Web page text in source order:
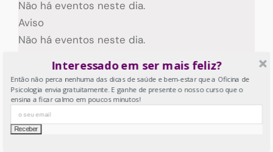
Não há eventos neste dia.
Aviso
Não há eventos neste dia.
Não há eventos neste dia.
Aviso
Não há eventos neste dia.
Aviso
Interessado em ser mais feliz?
Então não perca nenhuma das dicas de saúde e bem-estar que a Oficina de
Psicologia envia gratuitamente. E ganhe de presente o nosso curso que o
ensina a ficar calmo em poucos minutos!